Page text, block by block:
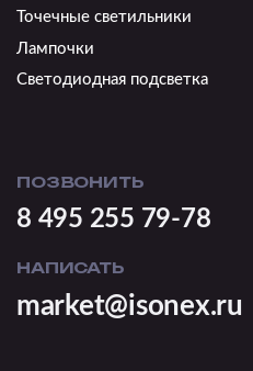
Точечные светильники
Лампочки
Светодиодная подсветка
ПОЗВОНИТЬ
8 495 255 79-78
НАПИСАТЬ
market@isonex.ru